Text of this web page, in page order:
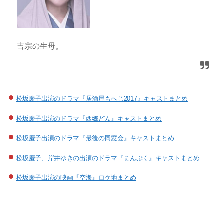
吉宗の生母。
松坂慶子出演のドラマ『居酒屋もへじ2017』キャストまとめ
松坂慶子出演のドラマ『西郷どん』キャストまとめ
松坂慶子出演のドラマ『最後の同窓会』キャストまとめ
松坂慶子、岸井ゆきの出演のドラマ『まんぷく』キャストまとめ
松坂慶子出演の映画『空海』ロケ地まとめ